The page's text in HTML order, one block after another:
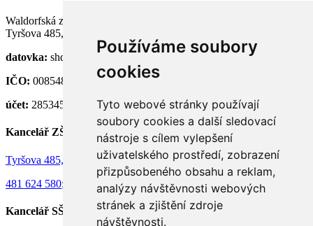
Používáme soubory
cookies
Tyto webové stránky používají
soubory cookies a další sledovací
nástroje s cílem vylepšení
uživatelského prostředí, zobrazení
přizpůsobeného obsahu a reklam,
analýzy návštěvnosti webových
stránek a zjištění zdroje
návštěvnosti.
Waldorfská základní a střední škola Semily, p. o.
Tyršova 485, 513 01 Semily
datovka: shdknnh
IČO: 00854824
účet: 28534581/0100
Kancelář ZŠ
Tyršova 485, 513 01 Semily
481 624 580; 736 130 073
Kancelář SŠ